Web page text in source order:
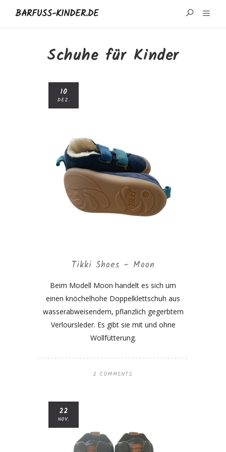
BARFUSS-KINDER.DE
MARKEN UND REZENSIONEN
Schuhe für Kinder
10
DEZ.
Tikki Shoes – Moon
Beim Modell Moon handelt es sich um
einen knöchelhohe Doppelklettschuh aus
wasserabweisendem, pflanzlich gegerbtem
Verloursleder. Es gibt sie mit und ohne
Wollfütterung.
2 COMMENTS
22
NOV.